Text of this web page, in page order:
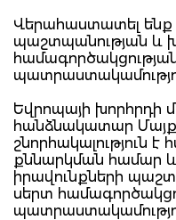
Վերահաստատել ենք
պաշտպանության և
Եվրոպայի խորհրդի
հանձնակատար
շնորհակալություն է
քննարկման համար
իրավունքների
սերտ